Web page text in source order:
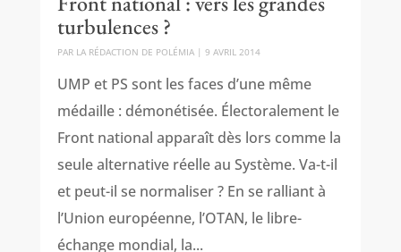
turbulences ?
PAR LA RÉDACTION DE POLÉMIA| 9 AVRIL 2014
UMP et PS sont les faces d’une même
médaille : démonétisée. Électoralement le
Front national apparaît dès lors comme la
seule alternative réelle au Système. Va-t-il
et peut-il se normaliser ? En se ralliant à
l’Union européenne, l’OTAN, le libre-
échange mondial, la...